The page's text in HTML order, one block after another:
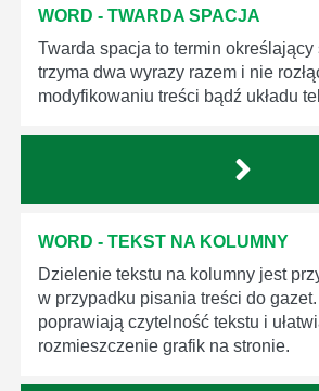
WORD - TWARDA SPACJA
Twarda spacja to termin określający
trzyma dwa wyrazy razem i nie
modyfikowaniu treści bądź układu
WORD - TEKST NA KOLUMNY
Dzielenie tekstu na kolumny jest
w przypadku pisania treści do
poprawiają czytelność tekstu i
rozmieszczenie grafik na stronie.